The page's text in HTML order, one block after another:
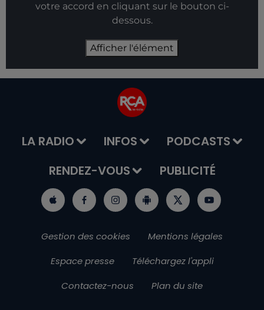
votre accord en cliquant sur le bouton ci-
dessous.
Afficher l'élément
LA RADIO INFOS
PODCASTS
RENDEZ-VOUS
PUBLICITÉ
Gestion des cookies
Mentions légales
Espace presse
Téléchargez l'appli
Contactez-nous
Plan du site